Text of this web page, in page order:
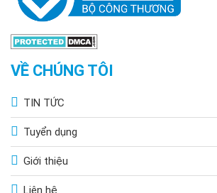
VỀ CHÚNG TÔI
TIN TỨC
Tuyển dụng
Giới thiệu
Liên hệ